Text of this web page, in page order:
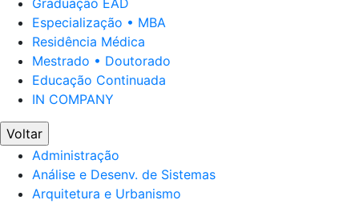
Graduação EAD
Especialização • MBA
Residência Médica
Mestrado • Doutorado
Educação Continuada
IN COMPANY
Voltar
Administração
Análise e Desenv. de Sistemas
Arquitetura e Urbanismo